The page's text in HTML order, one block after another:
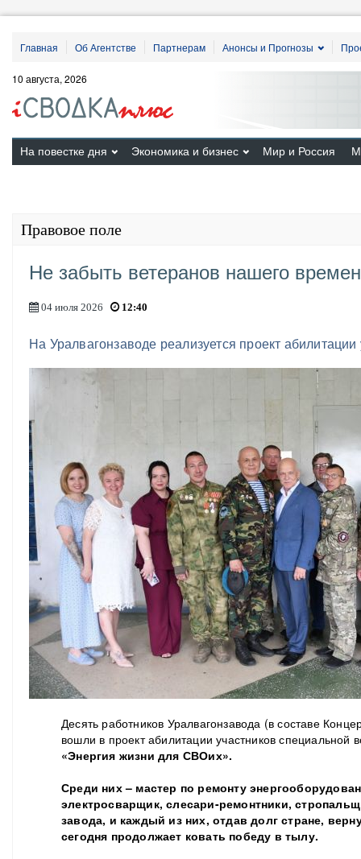
Главная Об Агентстве Партнерам Анонсы и Прогнозы
10 августа, 2026
На повестке дня Экономика и бизнес Мир и Россия
Правовое поле
Не забыть ветеранов нашего
04 июля 2026 12:40
На Уралвагонзаводе реализуется проект
Десять работников Уралвагонзавода (в составе
вошли в проект абилитации участников специальной
«Энергия жизни для СВОих».
Среди них – мастер по ремонту
электросварщик, слесари-ремонтники,
завода, и каждый из них, отдав долг стране,
сегодня продолжает ковать победу в тылу.